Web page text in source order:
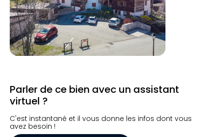
Parler de ce bien avec un assistant
virtuel ?
C'est instantané et il vous donne les infos dont vous
avez besoin !